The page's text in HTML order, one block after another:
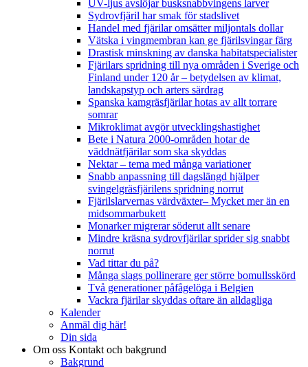
UV-ljus avslöjar busksnabbvingens larver
Sydrovfjäril har smak för stadslivet
Handel med fjärilar omsätter miljontals dollar
Vätska i vingmembran kan ge fjärilsvingar färg
Drastisk minskning av danska habitatspecialister
Fjärilars spridning till nya områden i Sverige och
Finland under 120 år– betydelsen av klimat,
landskapstyp och arters särdrag
Spanska kamgräsfjärilar hotas av allt torrare
somrar
Mikroklimat avgör utvecklingshastighet
Bete i Natura 2000-områden hotar de
väddnätfjärilar som ska skyddas
Nektar – tema med många variationer
Snabb anpassning till dagslängd hjälper
svingelgräsfjärilens spridning norrut
Fjärilslarvernas värdväxter– Mycket mer än en
midsommarbukett
Monarker migrerar söderut allt senare
Mindre kräsna sydrovfjärilar sprider sig snabbt
norrut
Vad tittar du på?
Många slags pollinerare ger större bomullsskörd
Två generationer påfågelöga i Belgien
Vackra fjärilar skyddas oftare än alldagliga
Kalender
Anmäl dig här!
Din sida
Om oss Kontakt och bakgrund
Bakgrund